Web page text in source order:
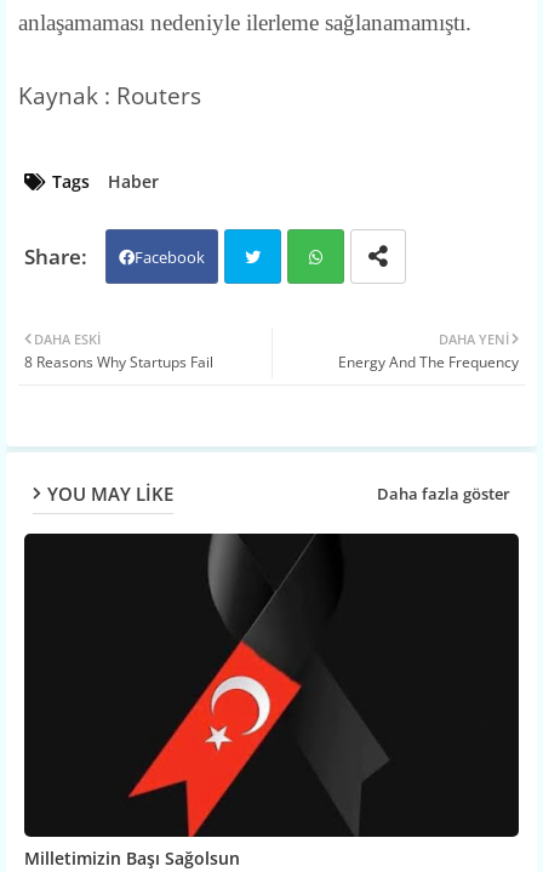
anlaşamaması nedeniyle ilerleme sağlanamamıştı.
Kaynak : Routers
Tags Haber
Facebook
DAHA YENI
Energy And The Frequency
DAHA ESKI
8 Reasons Why Startups Fail
YOU MAY LIKE Daha fazla göster
Milletimizin Başı Sağolsun